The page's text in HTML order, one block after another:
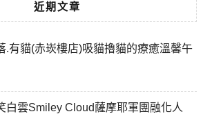
近期文章
.有貓(赤崁樓店)吸貓擼貓的療癒溫馨午
白雲Smiley Cloud薩摩耶軍團融化人